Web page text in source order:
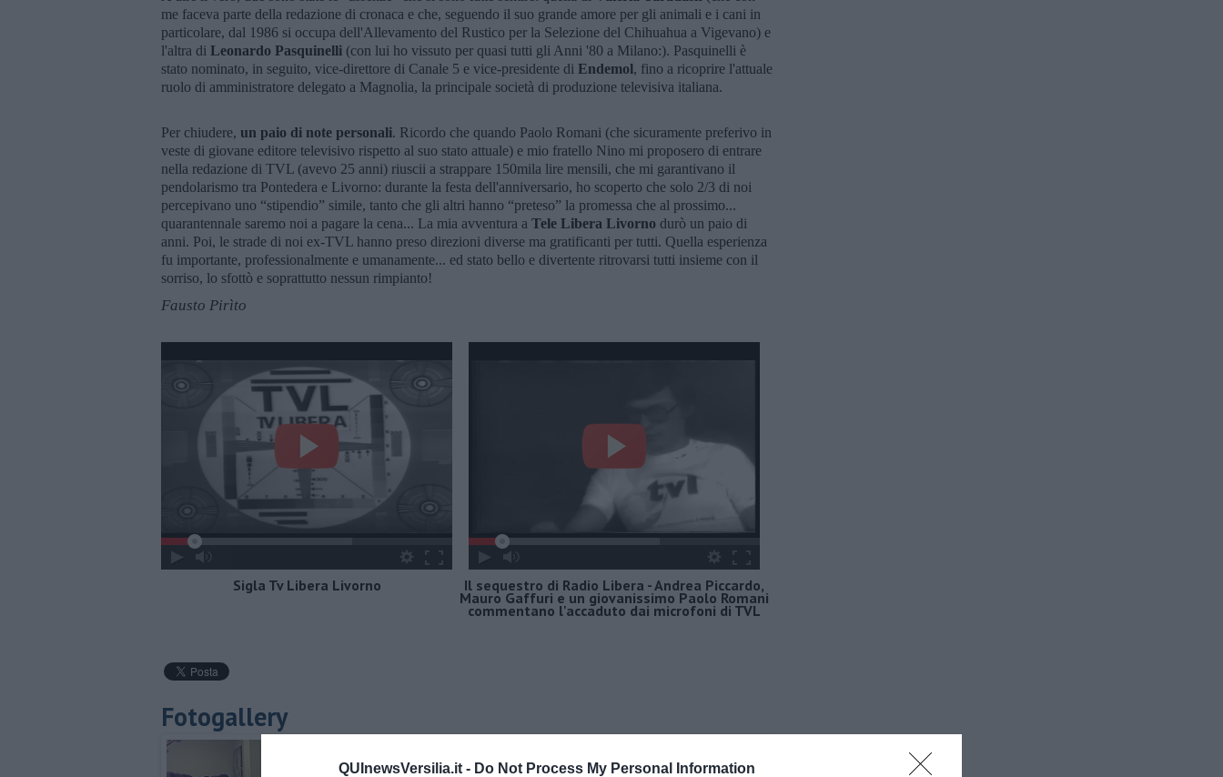
QUInewsVersilia.it - Do Not Process My Personal Information
me faceva parte della redazione di cronaca e che, seguendo il suo grande amore per gli animali e i cani in
particolare, dal 1986 si occupa dell'Allevamento del Rustico per la Selezione del Chihuahua a Vigevano) e
l'altra di Leonardo Pasquinelli (con lui ho vissuto per quasi tutti gli Anni '80 a Milano:). Pasquinelli è
stato nominato, in seguito, vice-direttore di Canale 5 e vice-presidente di Endemol, fino a ricoprire l'attuale
ruolo di amministratore delegato a Magnolia, la principale società di produzione televisiva italiana.
Per chiudere, un paio di note personali. Ricordo che quando Paolo Romani (che sicuramente preferivo in
veste di giovane editore televisivo rispetto al suo stato attuale) e mio fratello Nino mi proposero di entrare
nella redazione di TVL (avevo 25 anni) riuscii a strappare 150mila lire mensili, che mi garantivano il
pendolarismo tra Pontedera e Livorno: durante la festa dell'anniversario, ho scoperto che solo 2/3 di noi
percepivano uno “stipendio” simile, tanto che gli altri hanno “preteso” la promessa che al prossimo...
quarantennale saremo noi a pagare la cena... La mia avventura a Tele Libera Livorno durò un paio di
anni. Poi, le strade di noi ex-TVL hanno preso direzioni diverse ma gratificanti per tutti. Quella esperienza
fu importante, professionalmente e umanamente... ed stato bello e divertente ritrovarsi tutti insieme con il
sorriso, lo sfottò e soprattutto nessun rimpianto!
Fausto Pirìto
Sigla Tv Libera Livorno Il sequestro di Radio Libera - Andrea Piccardo,
Mauro Gaffuri e un giovanissimo Paolo Romani
commentano l'accaduto dai microfoni di TVL
Fotogallery